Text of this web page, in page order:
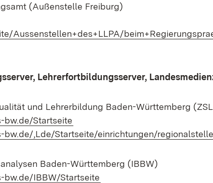
(Außenstelle Freiburg)
Aussenstellen+des+LLPA/
Lehrerfortbildungsserver,
und Lehrerbildung Baden-Württemberg
bw.de/Startseite
bw.de/,Lde/Startseite/einrichtungen/
Baden-Württemberg (IBBW)
bw.de/IBBW/Startseite